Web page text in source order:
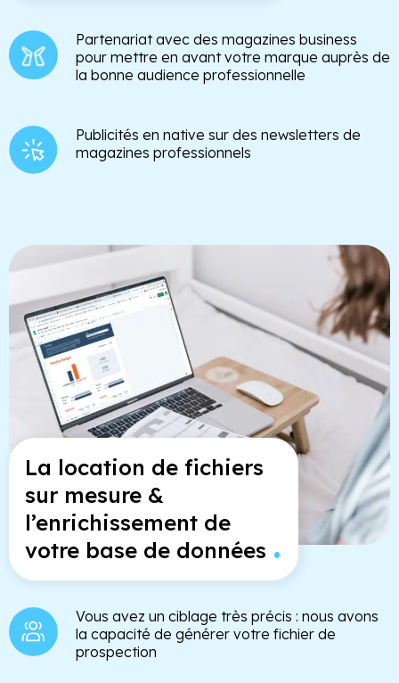
Partenariat avec des magazines business
pour mettre en avant votre marque auprès de
la bonne audience professionnelle
Publicités en native sur des newsletters de
magazines professionnels
La location de fichiers
sur mesure &
l’enrichissement de
votre base de données .
Vous avez un ciblage très précis : nous avons
la capacité de générer votre fichier de
prospection